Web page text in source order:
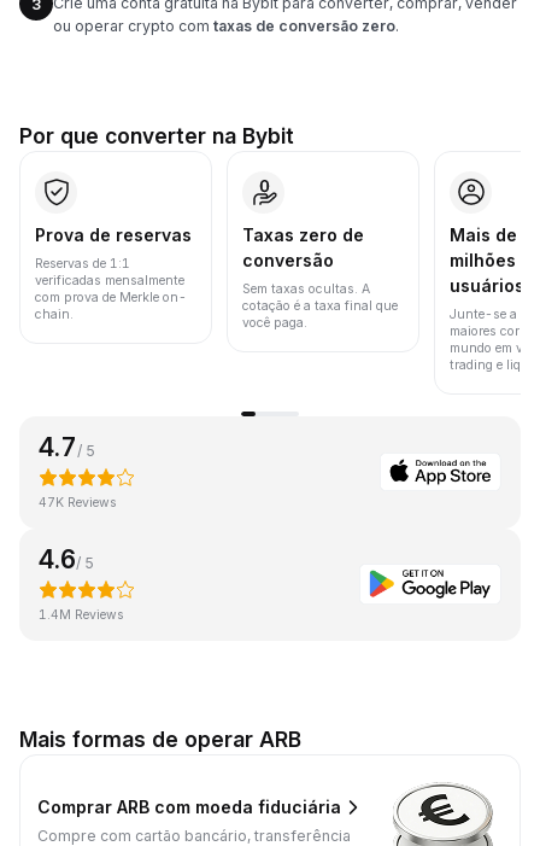
3
ou operar crypto com taxas de conversão zero.
Por que converter na Bybit
Prova de reservas
Reservas de 1:1
verificadas mensalmente
com prova de Merkle on-
chain.
Taxas zero de
conversão
Sem taxas ocultas. A
cotação é a taxa final que
você paga.
Mais de
milhões
usuários
Junte-se a
maiores
mundo em
trading e
4.7 / 5
47K Reviews
4.6/ 5
1.4M Reviews
Mais formas de operar ARB
Comprar ARB com moeda fiduciária
Compre com cartão bancário, transferência